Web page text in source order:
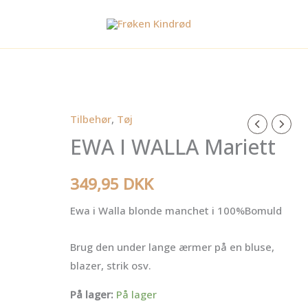
Tilbehør, Tøj
EWA I WALLA Mariett
349,95 DKK
Ewa i Walla blonde manchet i 100%Bomuld
Brug den under lange ærmer på en bluse,
blazer, strik osv.
På lager: På lager
EWA
Mariett